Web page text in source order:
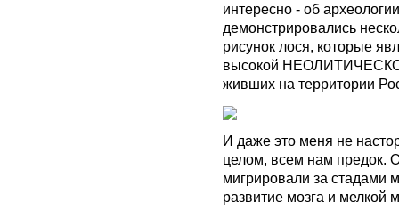
интересно - об
демонстрировались
рисунок лося, которые
высокой
живших на территории
И даже это меня не
целом, всем нам предок.
мигрировали за стадами
развитие мозга и мелкой